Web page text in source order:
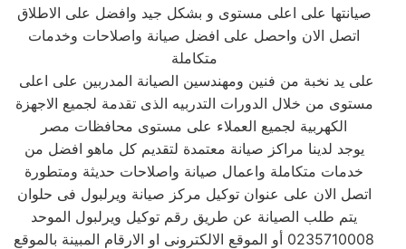
صيانتها على اعلى مستوى و بشكل جيد وافضل على الاطلاق
اتصل الان واحصل على افضل صيانة واصلاحات وخدمات
متكاملة
مستوى من خلال الدورات التدربيه الذى تقدمة لجميع الاجهزة
الكهربية لجميع العملاء على مستوى محافظات مصر
يوجد لدينا مراكز صيانة معتمدة لتقديم كل ماهو افضل من
خدمات متكاملة واعمال صيانة واصلاحات حديثة ومتطورة
اتصل الان على عنوان توكيل مركز صيانة ويرلبول فى حلوان
يتم طلب الصيانة عن طريق رقم توكيل ويرلبول الموحد
0235710008 أو الموقع الالكترونى او الارقام المبينة بالموقع